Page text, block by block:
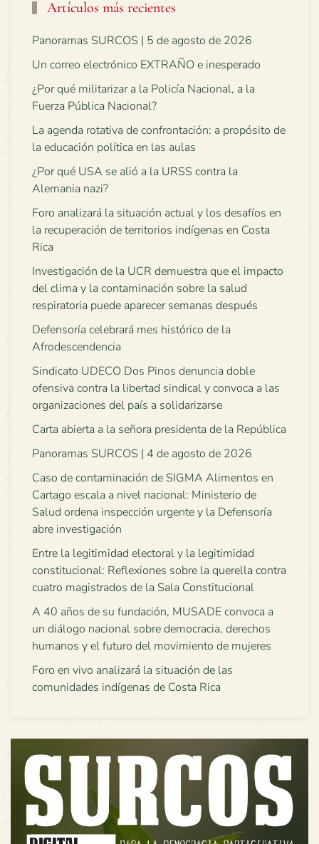
Artículos más recientes
Panoramas SURCOS | 5 de agosto de 2026
Un correo electrónico EXTRAÑO e inesperado
¿Por qué militarizar a la Policía Nacional, a la
Fuerza Pública Nacional?
La agenda rotativa de confrontación: a propósito de
la educación política en las aulas
¿Por qué USA se alió a la URSS contra la
Alemania nazi?
Foro analizará la situación actual y los desafíos en
la recuperación de territorios indígenas en Costa
Rica
Investigación de la UCR demuestra que el impacto
del clima y la contaminación sobre la salud
respiratoria puede aparecer semanas después
Defensoría celebrará mes histórico de la
Afrodescendencia
Sindicato UDECO Dos Pinos denuncia doble
ofensiva contra la libertad sindical y convoca a las
organizaciones del país a solidarizarse
Carta abierta a la señora presidenta de la República
Panoramas SURCOS | 4 de agosto de 2026
Caso de contaminación de SIGMA Alimentos en
Cartago escala a nivel nacional: Ministerio de
Salud ordena inspección urgente y la Defensoría
abre investigación
Entre la legitimidad electoral y la legitimidad
constitucional: Reflexiones sobre la querella contra
cuatro magistrados de la Sala Constitucional
A 40 años de su fundación, MUSADE convoca a
un diálogo nacional sobre democracia, derechos
humanos y el futuro del movimiento de mujeres
Foro en vivo analizará la situación de las
comunidades indígenas de Costa Rica